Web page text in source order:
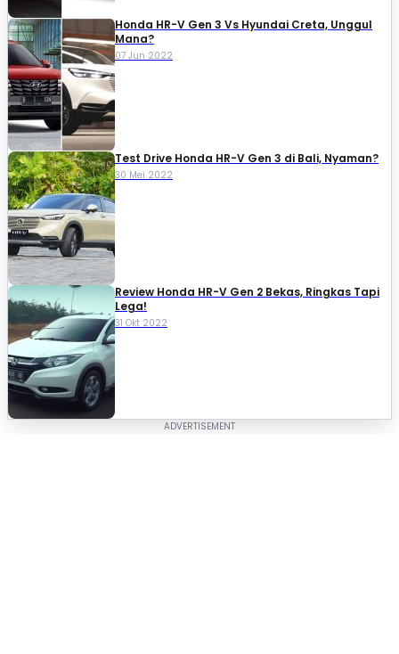
Honda HR-V Gen 3 Vs Hyundai Creta, Unggul
Mana?
07 Jun 2022
Test Drive Honda HR-V Gen 3 di Bali, Nyaman?
30 Mei 2022
Review Honda HR-V Gen 2 Bekas, Ringkas Tapi
Lega!
31 Okt 2022